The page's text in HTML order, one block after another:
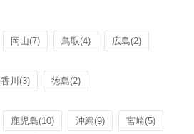
岡山(7) 鳥取(4) 広島(2)
香川(3) 徳島(2)
鹿児島(10) 沖縄(9) 宮崎(5)